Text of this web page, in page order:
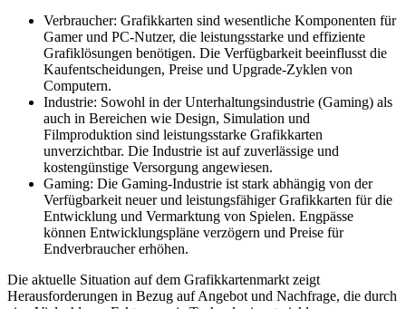
Verbraucher: Grafikkarten sind wesentliche Komponenten für
Gamer und PC-Nutzer, die leistungsstarke und effiziente
Grafiklösungen benötigen. Die Verfügbarkeit beeinflusst die
Kaufentscheidungen, Preise und Upgrade-Zyklen von
Computern.
Industrie: Sowohl in der Unterhaltungsindustrie (Gaming) als
auch in Bereichen wie Design, Simulation und
Filmproduktion sind leistungsstarke Grafikkarten
unverzichtbar. Die Industrie ist auf zuverlässige und
kostengünstige Versorgung angewiesen.
Gaming: Die Gaming-Industrie ist stark abhängig von der
Verfügbarkeit neuer und leistungsfähiger Grafikkarten für die
Entwicklung und Vermarktung von Spielen. Engpässe
können Entwicklungspläne verzögern und Preise für
Endverbraucher erhöhen.
Die aktuelle Situation auf dem Grafikkartenmarkt zeigt
Herausforderungen in Bezug auf Angebot und Nachfrage, die durch